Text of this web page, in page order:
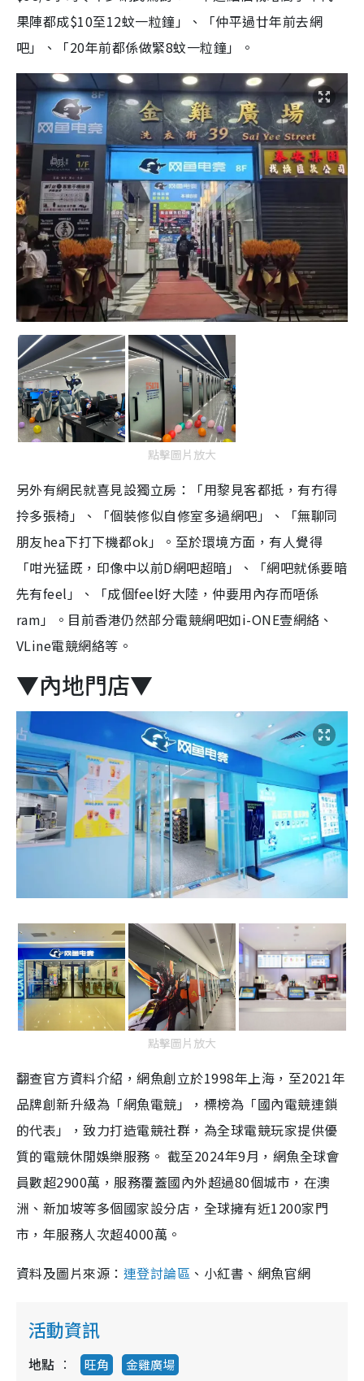
果陣都成$10至12蚊一粒鐘」、「仲平過廿年前去網
吧」、「20年前都係做緊8蚊一粒鐘」。
點擊圖片放大
另外有網民就喜見設獨立房：「用黎見客都抵，有冇得
拎多張椅」、「個裝修似自修室多過網吧」、「無聊同
朋友hea下打下機都ok」。至於環境方面，有人覺得
「咁光猛既，印像中以前D網吧超暗」、「網吧就係要暗
先有feel」、「成個feel好大陸，仲要用內存而唔係
ram」。目前香港仍然部分電競網吧如i-ONE壹網絡、
VLine電競網絡等。
▼內地門店▼
點擊圖片放大
翻查官方資料介紹，網魚創立於1998年上海，至2021年
品牌創新升級為「網魚電競」，標榜為「國內電競連鎖
的代表」，致力打造電競社群，為全球電競玩家提供優
質的電競休閒娛樂服務。 截至2024年9月，網魚全球會
員數超2900萬，服務覆蓋國內外超過80個城市，在澳
洲、新加坡等多個國家設分店，全球擁有近1200家門
市，年服務人次超4000萬。
資料及圖片來源： 連登討論區 、小紅書、網魚官網
活動資訊
地點 旺角 金雞廣場